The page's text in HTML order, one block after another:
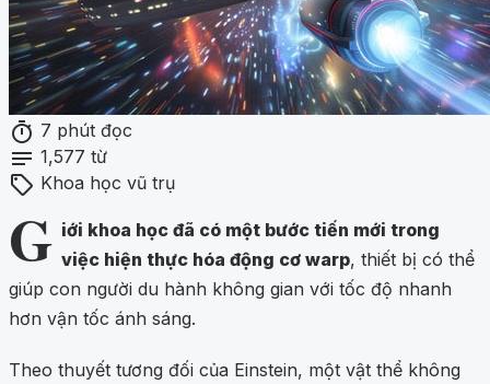
timer 7 phút đọc
notes 1,577 từ
sell Khoa học vũ trụ
G iới khoa học đã có một bước tiến mới trong
việc hiện thực hóa động cơ warp, thiết bị có thể
giúp con người du hành không gian với tốc độ nhanh
hơn vận tốc ánh sáng.
Theo thuyết tương đối của Einstein, một vật thể không